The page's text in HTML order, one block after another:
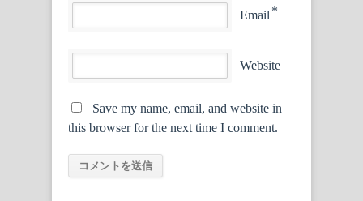
Email *
Website
Save my name, email, and website in
this browser for the next time I comment.